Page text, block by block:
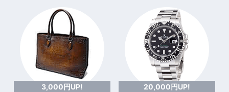
3,000円UP! 20,000円UP!